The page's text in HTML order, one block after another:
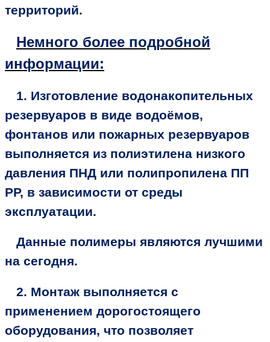
территорий.
Немного более подробной
информации:
1. Изготовление водонакопительных
резервуаров в виде водоёмов,
фонтанов или пожарных резервуаров
выполняется из полиэтилена низкого
давления ПНД или полипропилена ПП
РР, в зависимости от среды
эксплуатации.
Данные полимеры являются лучшими
на сегодня.
2. Монтаж выполняется с
применением дорогостоящего
оборудования, что позволяет